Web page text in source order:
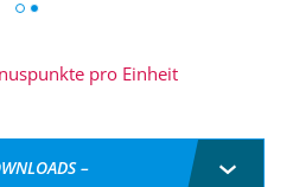
pro Einheit
–